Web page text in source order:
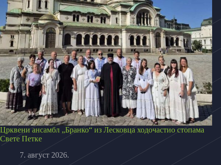
Црквени ансамбл „Бранко“ из Лесковца ходочастио стопама
Свете Петке
7. август 2026.